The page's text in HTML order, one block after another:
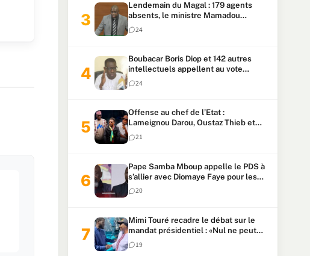
Lendemain du Magal : 179 agents
absents, le ministre Mamadou
Lamine Dianté exige des explications
24
Boubacar Boris Diop et 142 autres
intellectuels appellent au vote
urgent de la révision
constitutionnelle
24
Offense au chef de l’Etat :
Lameignou Darou, Oustaz Thieb et
Ndiaye Touba lourdement
condamnés
21
Pape Samba Mboup appelle le PDS à
s’allier avec Diomaye Faye pour les
locales et tacle Sonko
20
Mimi Touré recadre le débat sur le
mandat présidentiel : «Nul ne peut
faire plus de deux mandats
consécutifs de 5 ans»
19